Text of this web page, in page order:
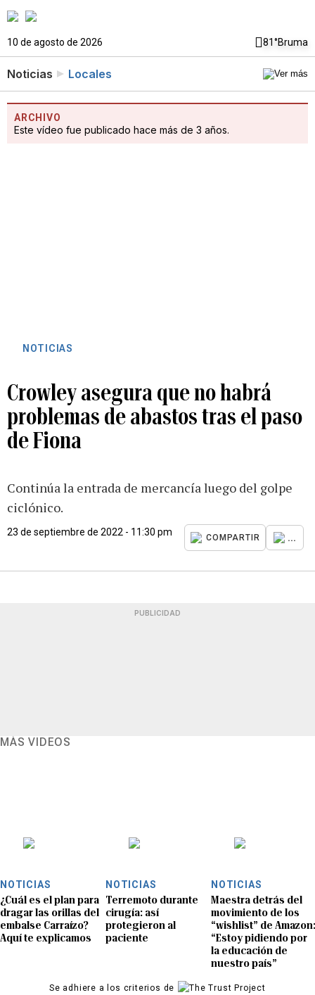
10 de agosto de 2026 81°Bruma
Noticias Locales
ARCHIVO
Este vídeo fue publicado hace más de 3 años.
NOTICIAS
Crowley asegura que no habrá
problemas de abastos tras el paso
de Fiona
Continúa la entrada de mercancía luego del golpe
ciclónico.
23 de septiembre de 2022 - 11:30 pm
COMPARTIR ...
PUBLICIDAD
MÁS VIDEOS
NOTICIAS
¿Cuál es el plan para
dragar las orillas del
embalse Carraízo?
Aquí te explicamos
NOTICIAS
Terremoto durante
cirugía: así
protegieron al
paciente
NOTICIAS
Maestra detrás del
movimiento de los
“wishlist” de Amazon:
“Estoy pidiendo por
la educación de
nuestro país”
Se adhiere a los criterios de